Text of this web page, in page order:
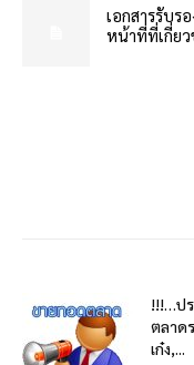
เอกสารรับร
หน้าที่ที่เกี่ยว
!!!…ป
ตลาด
เก๋ง,...